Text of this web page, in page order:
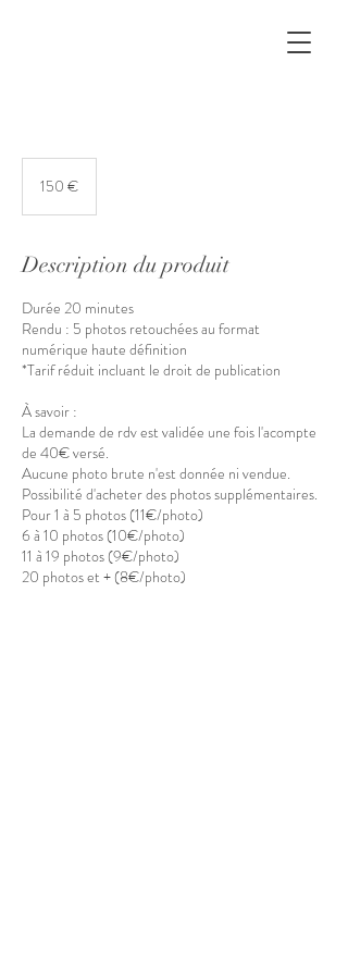
150 €
Description du produit
Durée 20 minutes
Rendu : 5 photos retouchées au format
numérique haute définition
*Tarif réduit incluant le droit de publication
À savoir :
La demande de rdv est validée une fois l'acompte
de 40€ versé.
Aucune photo brute n'est donnée ni vendue.
Possibilité d'acheter des photos supplémentaires.
Pour 1 à 5 photos (11€/photo)
6 à 10 photos (10€/photo)
11 à 19 photos (9€/photo)
20 photos et + (8€/photo)